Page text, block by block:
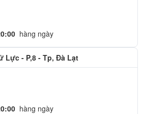
hàng ngày
Lực - P,8 - Tp, Đà Lạt
hàng ngày